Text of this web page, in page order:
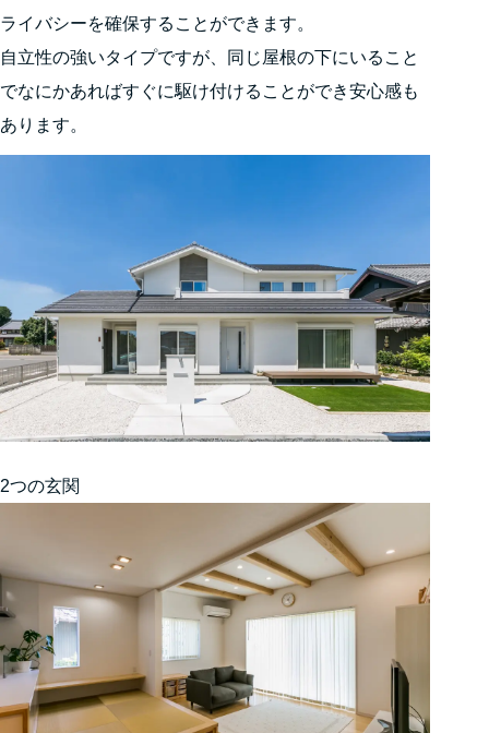
ライバシーを確保することができます。
自立性の強いタイプですが、同じ屋根の下にいること
でなにかあればすぐに駆け付けることができ安心感も
あります。
2つの玄関